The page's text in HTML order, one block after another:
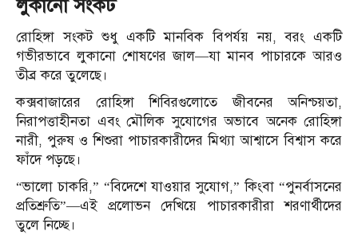
লুকানো সংকট
রোহিঙ্গা সংকট শুধু একটি মানবিক বিপর্যয় নয়, বরং একটি
গভীরভাবে লুকানো শোষণের জাল—যা মানব পাচারকে আরও
তীব্র করে তুলেছে।
কক্সবাজারের রোহিঙ্গা শিবিরগুলোতে জীবনের অনিশ্চয়তা,
নিরাপত্তাহীনতা এবং মৌলিক সুযোগের অভাবে অনেক রোহিঙ্গা
নারী, পুরুষ ও শিশুরা পাচারকারীদের মিথ্যা আশ্বাসে বিশ্বাস করে
ফাঁদে পড়ছে।
“ভালো চাকরি,” “বিদেশে যাওয়ার সুযোগ,” কিংবা “পুনর্বাসনের
প্রতিশ্রুতি”—এই প্রলোভন দেখিয়ে পাচারকারীরা শরণার্থীদের
তুলে নিচ্ছে।